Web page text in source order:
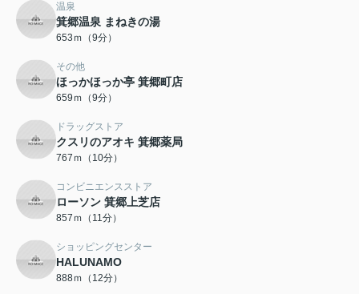
温泉
箕郷温泉 まねきの湯
653ｍ（9分）
その他
ほっかほっか亭 箕郷町店
659ｍ（9分）
ドラッグストア
クスリのアオキ 箕郷薬局
767ｍ（10分）
コンビニエンスストア
ローソン 箕郷上芝店
857ｍ（11分）
ショッピングセンター
HALUNAMO
888ｍ（12分）